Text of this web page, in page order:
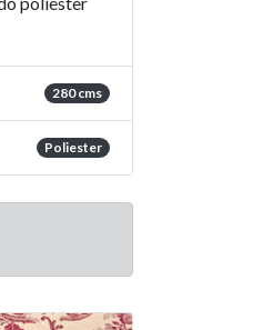
280 cms
Poliester